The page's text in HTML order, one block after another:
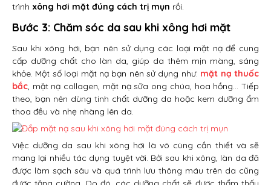
trình xông hơi mặt đúng cách trị mụn rồi.
Bước 3: Chăm sóc da sau khi xông hơi mặt
Sau khi xông hơi, bạn nên sử dụng các loại mặt nạ để cung
cấp dưỡng chất cho làn da, giúp da thêm mịn màng, sáng
khỏe. Một số loại mặt nạ bạn nên sử dụng như: mặt nạ thuốc
bắc, mặt nạ collagen, mặt nạ sữa ong chúa, hoa hồng… Tiếp
theo, bạn nên dùng tinh chất dưỡng da hoặc kem dưỡng ẩm
thoa đều và nhẹ nhàng lên da.
Việc dưỡng da sau khi xông hơi là vô cùng cần thiết và sẽ
mang lại nhiều tác dụng tuyệt vời. Bởi sau khi xông, làn da đã
được làm sạch sâu và quá trình lưu thông máu trên da cũng